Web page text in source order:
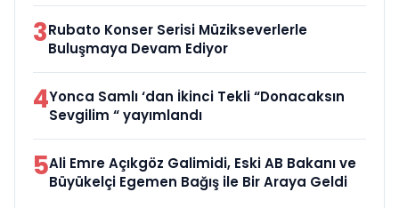
3Rubato Konser Serisi Müzikseverlerle
Buluşmaya Devam Ediyor
4Yonca Samlı ‘dan İkinci Tekli “Donacaksın
Sevgilim “ yayımlandı
5Ali Emre Açıkgöz Galimidi, Eski AB Bakanı ve
Büyükelçi Egemen Bağış ile Bir Araya Geldi